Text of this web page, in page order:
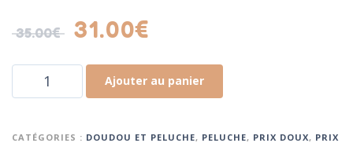
35.00€ 31.00€
Ajouter au panier
CATÉGORIES : DOUDOU ET PELUCHE, PELUCHE, PRIX DOUX, PRIX